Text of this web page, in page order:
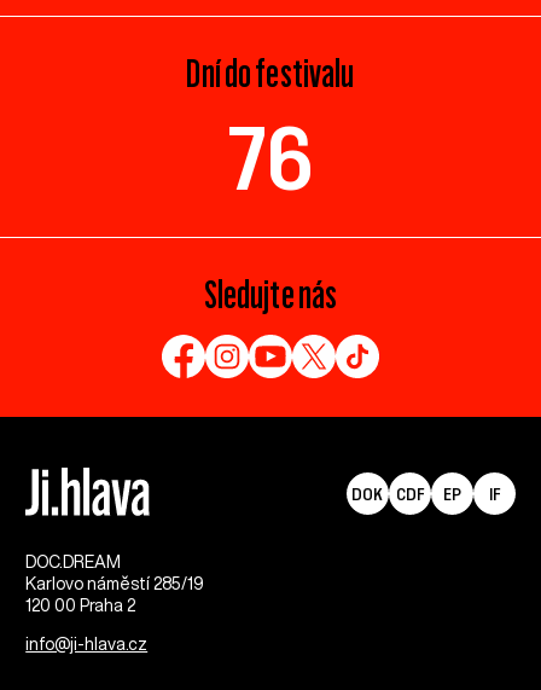
Dní do festivalu
76
Sledujte nás
DOC.DREAM​
Karlovo náměstí 285/19
120 00 Praha 2
info@ji-hlava.cz
DOK CDF EP IF